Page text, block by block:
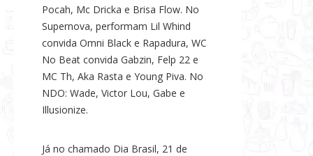
Pocah, Mc Dricka e Brisa Flow. No
Supernova, performam Lil Whind
convida Omni Black e Rapadura, WC
No Beat convida Gabzin, Felp 22 e
MC Th, Aka Rasta e Young Piva. No
NDO: Wade, Victor Lou, Gabe e
Illusionize.
Já no chamado Dia Brasil, 21 de